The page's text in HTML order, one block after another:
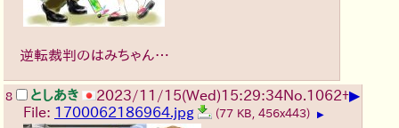
逆転裁判のはみちゃん…
8 としあき 2023/11/15(Wed)15:29:34No.1062+▶
File: 1700062186964.jpg (77 KB, 456x443) ▶